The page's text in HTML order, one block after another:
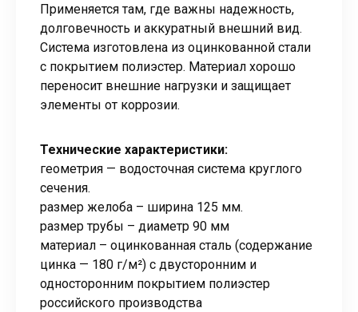
Применяется там, где важны надежность,
долговечность и аккуратный внешний вид.
Система изготовлена из оцинкованной стали
с покрытием полиэстер. Материал хорошо
переносит внешние нагрузки и защищает
элементы от коррозии.
Технические характеристики:
геометрия — водосточная система круглого
сечения.
размер желоба – ширина 125 мм.
размер трубы – диаметр 90 мм
материал – оцинкованная сталь (содержание
цинка — 180 г/м²) с двусторонним и
односторонним покрытием полиэстер
российского производства